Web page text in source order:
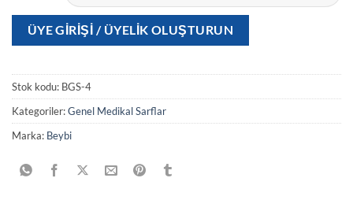
ÜYE GIRIŞI / ÜYELIK OLUŞTURUN
Stok kodu: BGS-4
Kategoriler:Genel Medikal Sarflar
Marka: Beybi